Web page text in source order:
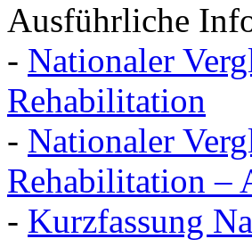
Ausführliche
- Nationaler
Rehabilitation
- Nationaler
Rehabilitation –
- Kurzfassung